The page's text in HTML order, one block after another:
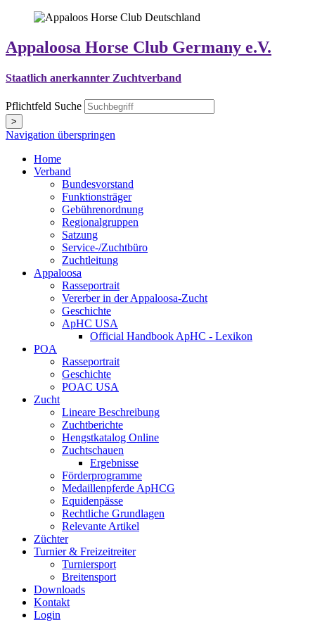
Appaloosa Horse Club Germany e.V.
Staatlich anerkannter Zuchtverband
Pflichtfeld Suche
>
Navigation überspringen
Home
Verband
Bundesvorstand
Funktionsträger
Gebührenordnung
Regionalgruppen
Satzung
Service-/Zuchtbüro
Zuchtleitung
Appaloosa
Rasseportrait
Vererber in der Appaloosa-Zucht
Geschichte
ApHC USA
Official Handbook ApHC - Lexikon
POA
Rasseportrait
Geschichte
POAC USA
Zucht
Lineare Beschreibung
Zuchtberichte
Hengstkatalog Online
Zuchtschauen
Ergebnisse
Förderprogramme
Medaillenpferde ApHCG
Equidenpässe
Rechtliche Grundlagen
Relevante Artikel
Züchter
Turnier & Freizeitreiter
Turniersport
Breitensport
Downloads
Kontakt
Login